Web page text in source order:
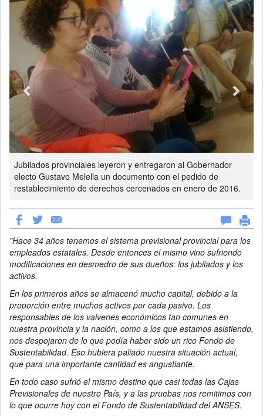
Jubilados provinciales leyeron y entregaron al Gobernador
electo Gustavo Melella un documento con el pedido de
restablecimiento de derechos cercenados en enero de 2016.
"Hace 34 años tenemos el sistema previsional provincial para los
empleados estatales. Desde entonces el mismo vino sufriendo
modificaciones en desmedro de sus dueños: los jubilados y los
activos.
En los primeros años se almacenó mucho capital, debido a la
proporción entre muchos activos por cada pasivo. Los
responsables de los vaivenes económicos tan comunes en
nuestra provincia y la nación, como a los que estamos asistiendo,
nos despojaron de lo que podía haber sido un rico Fondo de
Sustentabilidad. Eso hubiera paliado nuestra situación actual,
que para una importante cantidad es angustiante.
En todo caso sufrió el mismo destino que casi todas las Cajas
Previsionales de nuestro País, y a las pruebas nos remitimos con
lo que ocurre hoy con el Fondo de Sustentabilidad del ANSES.